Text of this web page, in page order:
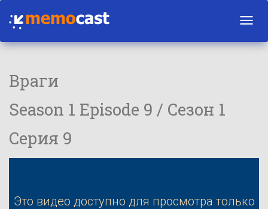
Враги
Season 1 Episode 9 / Сезон 1
Серия 9
Это видео доступно для просмотра только